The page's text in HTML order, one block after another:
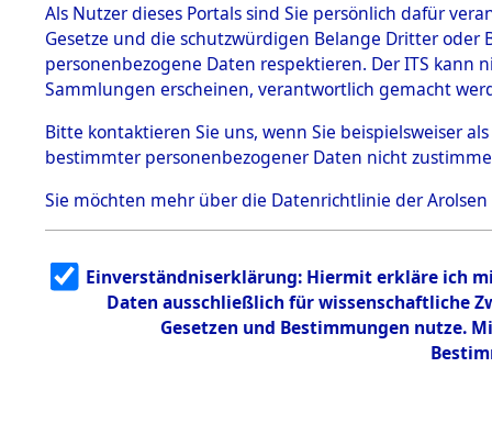
Effekten
1.2.9.1
Effekten aus
dem KZ
Dachau
1.2.9.2
Effekten aus
dem KZ
Bayerisches
1.2.9.3
Effekten aus
dem KZ
Neuengamm
Als Nutzer dieses Portals sind Sie persönlich dafür
Gesetze und die schutzwürdigen Belange Dritter
personenbezogene Daten respektieren. Der ITS
Sammlungen erscheinen, verantwortlich gemacht
Bitte kontaktieren Sie uns, wenn Sie beispielsweiser
bestimmter personenbezogener Daten nicht
Sie möchten mehr über die Datenrichtlinie der Arolsen
Einverständniserklärung: Hiermit erkläre ich
Daten ausschließlich für wissenschaftliche
Gesetzen und Bestimmungen nutze.